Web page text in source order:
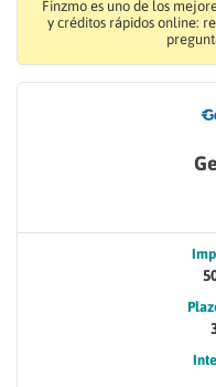
Finzmo es uno de los
y créditos rápidos online: